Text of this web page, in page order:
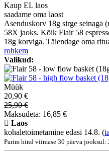
Kaup EL laos
saadame oma laost
Asenduskorv 18g sirge seinaga
58X jaoks. Kõik Flair 58
18g korviga. Täiendage oma
rohkem
Valikud:
Müük
20,90 €
25,90 €
Maksudeta: 16,85 €
Laos
kohaletoimetamine edasi 14.8. (
Parim hind viimase 30 päeva jooksul: